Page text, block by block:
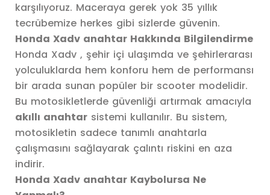
karşılıyoruz. Maceraya gerek yok 35 yıllık
tecrübemize herkes gibi sizlerde güvenin.
Honda Xadv anahtar Hakkında Bilgilendirme
Honda Xadv , şehir içi ulaşımda ve şehirlerarası
yolculuklarda hem konforu hem de performansı
bir arada sunan popüler bir scooter modelidir.
Bu motosikletlerde güvenliği artırmak amacıyla
akıllı anahtar sistemi kullanılır. Bu sistem,
motosikletin sadece tanımlı anahtarla
çalışmasını sağlayarak çalıntı riskini en aza
indirir.
Honda Xadv anahtar Kaybolursa Ne